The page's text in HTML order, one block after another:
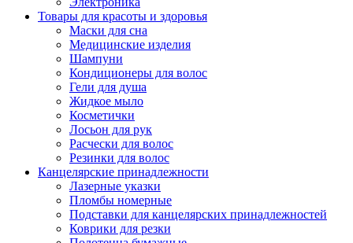
Товары для красоты и здоровья
Маски для сна
Медицинские изделия
Шампуни
Кондиционеры для волос
Гели для душа
Жидкое мыло
Косметички
Лосьон для рук
Расчески для волос
Резинки для волос
Канцелярские принадлежности
Лазерные указки
Пломбы номерные
Подставки для канцелярских принадлежностей
Коврики для резки